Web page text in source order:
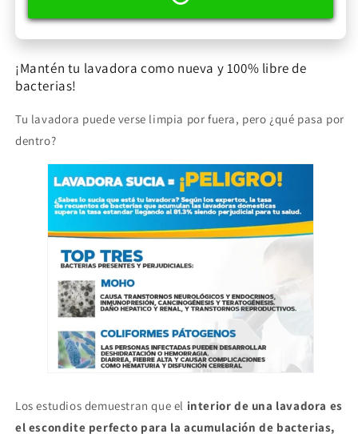
¡Mantén tu lavadora como nueva y 100% libre de
bacterias!
Tu lavadora puede verse limpia por fuera, pero ¿qué pasa por
dentro?
Los estudios demuestran que el interior de una lavadora es
el escondite perfecto para la acumulación de bacterias,